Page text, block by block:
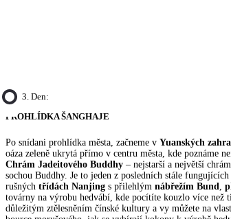
3. Den:
PROHLÍDKA ŠANGHAJE
Po snídani prohlídka města, začneme v Yuanských
oáza zeleně ukrytá přímo v centru města, kde poznáme
Chrám Jadeitového Buddhy – nejstarší a největší
sochou Buddhy. Je to jeden z posledních stále
rušných třídách Nanjing s přilehlým nábřežím Bund,
továrny na výrobu hedvábí, kde pocítíte kouzlo více než
důležitým ztělesněním čínské kultury a vy můžete na